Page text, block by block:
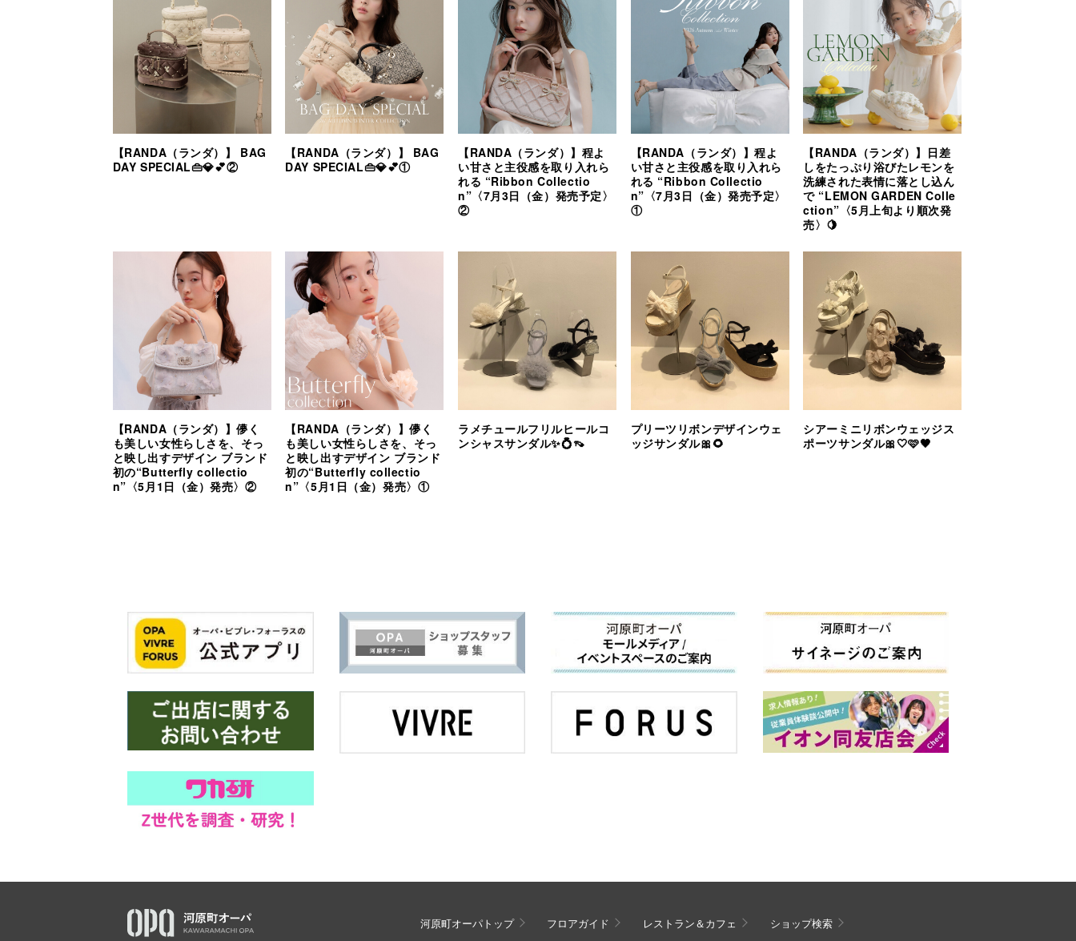
【RANDA（ランダ）】 BAG
DAY SPECIAL👜💎💕②
【RANDA（ランダ）】 BAG
DAY SPECIAL👜💎💕①
【RANDA（ランダ）】程よ
い甘さと主役感を取り入れら
れる “Ribbon Collectio
n”〈7月3日（金）発売予定〉
②
【RANDA（ランダ）】程よ
い甘さと主役感を取り入れら
れる “Ribbon Collectio
n”〈7月3日（金）発売予定〉
①
【RANDA（ランダ）】日差
しをたっぷり浴びたレモンを
洗練された表情に落とし込ん
で “LEMON GARDEN Colle
ction”〈5月上旬より順次発
売〉🍋
【RANDA（ランダ）】儚く
も美しい女性らしさを、そっ
と映し出すデザイン ブランド
初の“Butterfly collectio
n”〈5月1日（金）発売〉②
【RANDA（ランダ）】儚く
も美しい女性らしさを、そっ
と映し出すデザイン ブランド
初の“Butterfly collectio
n”〈5月1日（金）発売〉①
ラメチュールフリルヒールコ
ンシャスサンダル✨💍👡
プリーツリボンデザインウェ
ッジサンダル🎀🌻
シアーミニリボンウェッジス
ポーツサンダル🎀🤍🩷🖤
河原町オーパトップ フロアガイド レストラン＆カフェ ショップ検索